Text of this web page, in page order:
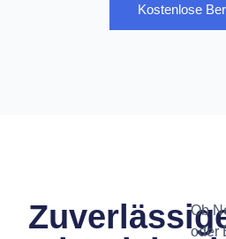
Kostenlose
Ob
oder